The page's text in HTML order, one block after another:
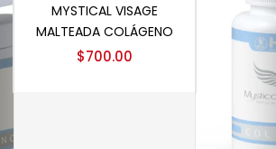
MYSTICAL VISAGE
MALTEADA COLÁGENO
$700.00